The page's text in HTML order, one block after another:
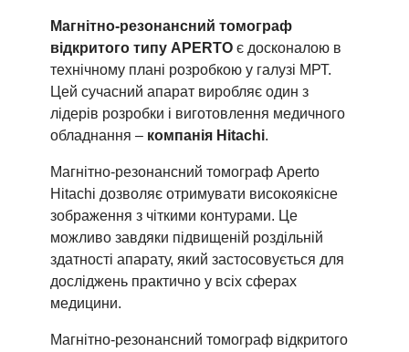
Магнітно-резонансний томограф
відкритого типу APERTO є досконалою в
технічному плані розробкою у галузі МРТ.
Цей сучасний апарат виробляє один з
лідерів розробки і виготовлення медичного
обладнання – компанія Hitachi.
Магнітно-резонансний томограф Aperto
Hitachi дозволяє отримувати високоякісне
зображення з чіткими контурами. Це
можливо завдяки підвищеній роздільній
здатності апарату, який застосовується для
досліджень практично у всіх сферах
медицини.
Магнітно-резонансний томограф відкритого